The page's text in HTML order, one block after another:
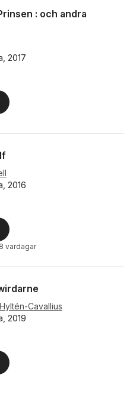
: och andra
2017
Totalt antal röster:
2016
Totalt antal röster:
vardagar
Cavallius
2019
Totalt antal röster: